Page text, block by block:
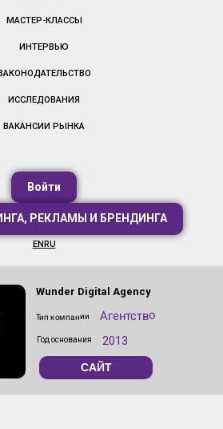
МАСТЕР-КЛАССЫ
ИНТЕРВЬЮ
ИССЛЕДОВАНИЯ
ВАКАНСИИ РЫНКА
Войти
РЕКЛАМЫ И БРЕНДИНГА
ENRU
Wunder Digital Agency
САЙТ
Тип компании
Год основания
Агентство
2013